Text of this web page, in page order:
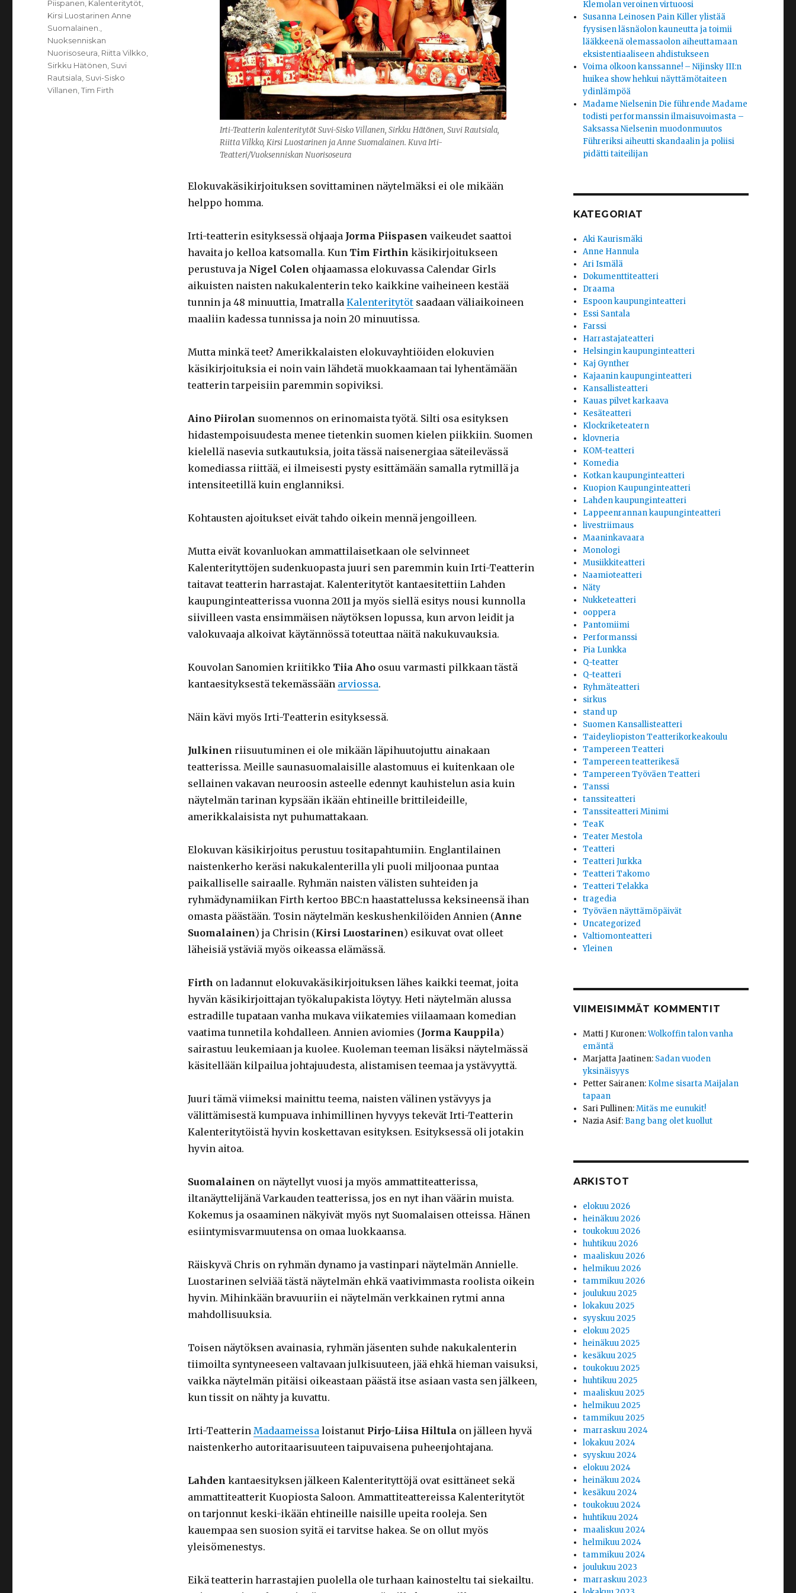
Irti-Teatterin kalenteritytöt Suvi-Sisko Villanen, Sirkku Hätönen, Suvi Rautsiala,
Riitta Vilkko, Kirsi Luostarinen ja Anne Suomalainen. Kuva Irti-
Teatteri/Vuoksenniskan Nuorisoseura
Elokuvakäsikirjoituksen sovittaminen näytelmäksi ei ole mikään
helppo homma.
Irti-teatterin esityksessä ohjaaja Jorma Piispasen vaikeudet saattoi
havaita jo kelloa katsomalla. Kun Tim Firthin käsikirjoitukseen
perustuva ja Nigel Colen ohjaamassa elokuvassa Calendar Girls
aikuisten naisten nakukalenterin teko kaikkine vaiheineen kestää
tunnin ja 48 minuuttia, Imatralla Kalenteritytötsaadaan väliaikoineen
maaliin kadessa tunnissa ja noin 20 minuutissa.
Mutta minkä teet? Amerikkalaisten elokuvayhtiöiden elokuvien
käsikirjoituksia ei noin vain lähdetä muokkaamaan tai lyhentämään
teatterin tarpeisiin paremmin sopiviksi.
Aino Piirolan suomennos on erinomaista työtä. Silti osa esityksen
hidastempoisuudesta menee tietenkin suomen kielen piikkiin. Suomen
kielellä nasevia sutkautuksia, joita tässä naisenergiaa säteilevässä
komediassa riittää, ei ilmeisesti pysty esittämään samalla rytmillä ja
intensiteetillä kuin englanniksi.
Kohtausten ajoitukset eivät tahdo oikein mennä jengoilleen.
Mutta eivät kovanluokan ammattilaisetkaan ole selvinneet
Kalenterityttöjen sudenkuopasta juuri sen paremmin kuin Irti-Teatterin
taitavat teatterin harrastajat. Kalenteritytöt kantaesitettiin Lahden
kaupunginteatterissa vuonna 2011 ja myös siellä esitys nousi kunnolla
siivilleen vasta ensimmäisen näytöksen lopussa, kun arvon leidit ja
valokuvaaja alkoivat käytännössä toteuttaa näitä nakukuvauksia.
Kouvolan Sanomien kriitikko Tiia Ahoosuu varmasti pilkkaan tästä
kantaesityksestä tekemässään arviossa.
Näin kävi myös Irti-Teatterin esityksessä.
Julkinen riisuutuminen ei ole mikään läpihuutojuttu ainakaan
teatterissa. Meille saunasuomalaisille alastomuus ei kuitenkaan ole
sellainen vakavan neuroosin asteelle edennyt kauhistelun asia kuin
näytelmän tarinan kypsään ikään ehtineille brittileideille,
amerikkalaisista nyt puhumattakaan.
Elokuvan käsikirjoitus perustuu tositapahtumiin. Englantilainen
naistenkerho keräsi nakukalenterilla yli puoli miljoonaa puntaa
paikalliselle sairaalle. Ryhmän naisten välisten suhteiden ja
ryhmädynamiikan Firth kertoo BBC:n haastattelussa keksineensä ihan
omasta päästään. Tosin näytelmän keskushenkilöiden Annien (Anne
Suomalainen) ja Chrisin (Kirsi Luostarinen) esikuvat ovat olleet
läheisiä ystäviä myös oikeassa elämässä.
Firth on ladannut elokuvakäsikirjoituksen lähes kaikki teemat, joita
hyvän käsikirjoittajan työkalupakista löytyy. Heti näytelmän alussa
estradille tupataan vanha mukava viikatemies viilaamaan komedian
vaatima tunnetila kohdalleen. Annien aviomies (Jorma Kauppila)
sairastuu leukemiaan ja kuolee. Kuoleman teeman lisäksi näytelmässä
käsitellään kilpailua johtajuudesta, alistamisen teemaa ja ystävyyttä.
Juuri tämä viimeksi mainittu teema, naisten välinen ystävyys ja
välittämisestä kumpuava inhimillinen hyvyys tekevät Irti-Teatterin
Kalenteritytöistä hyvin koskettavan esityksen. Esityksessä oli jotakin
hyvin aitoa.
Suomalainen on näytellyt vuosi ja myös ammattiteatterissa,
iltanäyttelijänä Varkauden teatterissa, jos en nyt ihan väärin muista.
Kokemus ja osaaminen näkyivät myös nyt Suomalaisen otteissa. Hänen
esiintymisvarmuutensa on omaa luokkaansa.
Räiskyvä Chris on ryhmän dynamo ja vastinpari näytelmän Annielle.
Luostarinen selviää tästä näytelmän ehkä vaativimmasta roolista oikein
hyvin. Mihinkään bravuuriin ei näytelmän verkkainen rytmi anna
mahdollisuuksia.
Toisen näytöksen avainasia, ryhmän jäsenten suhde nakukalenterin
tiimoilta syntyneeseen valtavaan julkisuuteen, jää ehkä hieman vaisuksi,
vaikka näytelmän pitäisi oikeastaan päästä itse asiaan vasta sen jälkeen,
kun tissit on nähty ja kuvattu.
Irti-Teatterin Madaameissa loistanut Pirjo-Liisa Hiltula on jälleen hyvä
naistenkerho autoritaarisuuteen taipuvaisena puheenjohtajana.
Lahden kantaesityksen jälkeen Kalenterityttöjä ovat esittäneet sekä
ammattiteatterit Kuopiosta Saloon. Ammattiteattereissa Kalenteritytöt
on tarjonnut keski-ikään ehtineille naisille upeita rooleja. Sen
kauempaa sen suosion syitä ei tarvitse hakea. Se on ollut myös
yleisömenestys.
Eikä teatterin harrastajien puolella ole turhaan kainosteltu tai siekailtu.
Piispanen Kalenteritytöt
Kirsi Luostarinen Anne
Suomalainen.
Nuoksenniskan
Nuorisoseura Riitta Vilkko
Sirkku Hätönen Suvi
Rautsiala Suvi-Sisko
Villanen ,Tim Firth
Klemolan veroinen virtuoosi
Susanna Leinosen Pain Killer ylistää
fyysisen läsnäolon kauneutta ja toimii
lääkkeenä olemassaolon aiheuttamaan
eksistentiaaliseen ahdistukseen
Voima olkoon kanssanne! – Nijinsky III:n
huikea show hehkui näyttämötaiteen
ydinlämpöä
Madame Nielsenin Die führende Madame
todisti performanssin ilmaisuvoimasta –
Saksassa Nielsenin muodonmuutos
Führeriksi aiheutti skandaalin ja poliisi
pidätti taiteilijan
KATEGORIAT
Aki Kaurismäki
Anne Hannula
Ari Ismälä
Dokumenttiteatteri
Draama
Espoon kaupunginteatteri
Essi Santala
Farssi
Harrastajateatteri
Helsingin kaupunginteatteri
Kaj Gynther
Kajaanin kaupunginteatteri
Kansallisteatteri
Kauas pilvet karkaava
Kesäteatteri
Klockriketeatern
klovneria
KOM-teatteri
Komedia
Kotkan kaupunginteatteri
Kuopion Kaupunginteatteri
Lahden kaupunginteatteri
Lappeenrannan kaupunginteatteri
livestriimaus
Maaninkavaara
Monologi
Musiikkiteatteri
Naamioteatteri
Näty
Nukketeatteri
ooppera
Pantomiimi
Performanssi
Pia Lunkka
Q-teatter
Q-teatteri
Ryhmäteatteri
sirkus
stand up
Suomen Kansallisteatteri
Taideyliopiston Teatterikorkeakoulu
Tampereen Teatteri
Tampereen teatterikesä
Tampereen Työväen Teatteri
Tanssi
tanssiteatteri
Tanssiteatteri Minimi
TeaK
Teater Mestola
Teatteri
Teatteri Jurkka
Teatteri Takomo
Teatteri Telakka
tragedia
Työväen näyttämöpäivät
Uncategorized
Valtiomonteatteri
Yleinen
VIIMEISIMMÄT KOMMENTIT
Matti J Kuronen:Wolkoffin talon vanha
emäntä
Marjatta Jaatinen: Sadan vuoden
yksinäisyys
Petter Sairanen: Kolme sisarta Maijalan
tapaan
Sari Pullinen:Mitäs me eunukit!
Nazia Asif: Bang bang olet kuollut
ARKISTOT
elokuu 2026
heinäkuu 2026
toukokuu 2026
huhtikuu 2026
maaliskuu 2026
helmikuu 2026
tammikuu 2026
joulukuu 2025
lokakuu 2025
syyskuu 2025
elokuu 2025
heinäkuu 2025
kesäkuu 2025
toukokuu 2025
huhtikuu 2025
maaliskuu 2025
helmikuu 2025
tammikuu 2025
marraskuu 2024
lokakuu 2024
syyskuu 2024
elokuu 2024
heinäkuu 2024
kesäkuu 2024
toukokuu 2024
huhtikuu 2024
maaliskuu 2024
helmikuu 2024
tammikuu 2024
joulukuu 2023
marraskuu 2023